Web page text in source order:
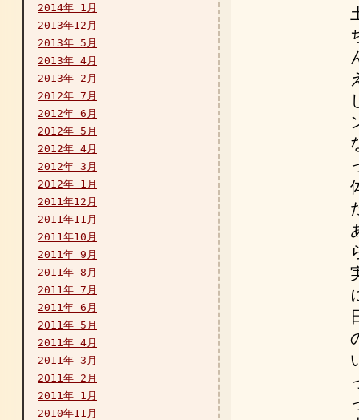
2014年 1月
2013年12月
2013年 5月
2013年 4月
2013年 2月
2012年 7月
2012年 6月
2012年 5月
2012年 4月
2012年 3月
2012年 1月
2011年12月
2011年11月
2011年10月
2011年 9月
2011年 8月
2011年 7月
2011年 6月
2011年 5月
2011年 4月
2011年 3月
2011年 2月
2011年 1月
2010年11月